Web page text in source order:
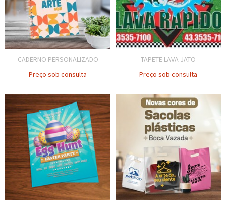
CADERNO PERSONALIZADO
Preço sob consulta
TAPETE LAVA JATO
Preço sob consulta